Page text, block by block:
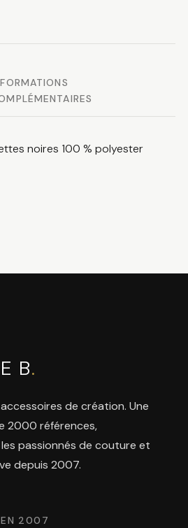
noires 100 % polyester
B.
de création. Une
2000 références,
passionnés de couture et
depuis 2007.
EN 2007